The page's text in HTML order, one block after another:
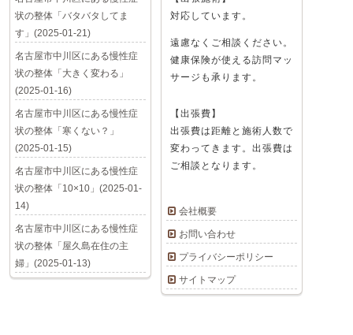
対応しています。
遠慮なくご相談ください。
健康保険が使える訪問マッ
サージも承ります。
【出張費】
出張費は距離と施術人数で
変わってきます。出張費は
ご相談となります。
会社概要
お問い合わせ
プライバシーポリシー
サイトマップ
状の整体「バタバタしてま
す」(2025-01-21)
名古屋市中川区にある慢性症
状の整体「大きく変わる」
(2025-01-16)
名古屋市中川区にある慢性症
状の整体「寒くない？」
(2025-01-15)
名古屋市中川区にある慢性症
状の整体「10×10」(2025-01-
14)
名古屋市中川区にある慢性症
状の整体「屋久島在住の主
婦」(2025-01-13)